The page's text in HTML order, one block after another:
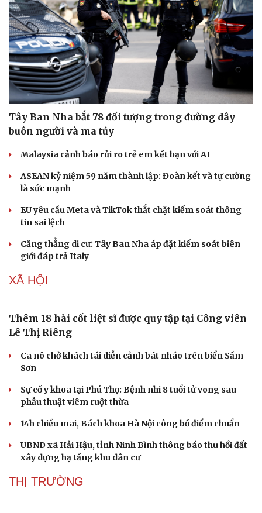
Tây Ban Nha bắt 78 đối tượng trong đường dây
buôn người và ma túy
Malaysia cảnh báo rủi ro trẻ em kết bạn với AI
ASEAN kỷ niệm 59 năm thành lập: Đoàn kết và tự cường
là sức mạnh
EU yêu cầu Meta và TikTok thắt chặt kiểm soát thông
tin sai lệch
Căng thẳng di cư: Tây Ban Nha áp đặt kiểm soát biên
giới đáp trả Italy
XÃ HỘI
Thêm 18 hài cốt liệt sĩ được quy tập tại Công viên
Lê Thị Riêng
Ca nô chở khách tái diễn cảnh bát nháo trên biển Sầm